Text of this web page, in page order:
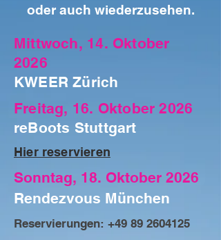
oder auch wiederzusehen.
Mittwoch, 14. Oktober
2026
KWEER Zürich
Freitag, 16. Oktober 2026
reBoots Stuttgart
Hier reservieren
Sonntag, 18. Oktober 2026
Rendezvous München
Reservierungen: +49 89 2604125